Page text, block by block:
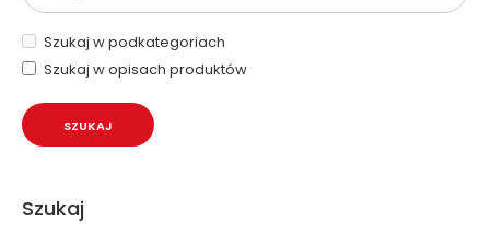
Szukaj w podkategoriach
Szukaj w opisach produktów
Szukaj